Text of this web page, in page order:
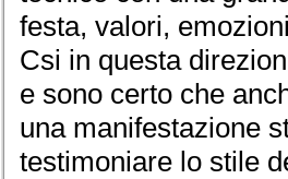
festa, valori,
Csi in questa
e sono certo che
una manifestazione
testimoniare lo stile